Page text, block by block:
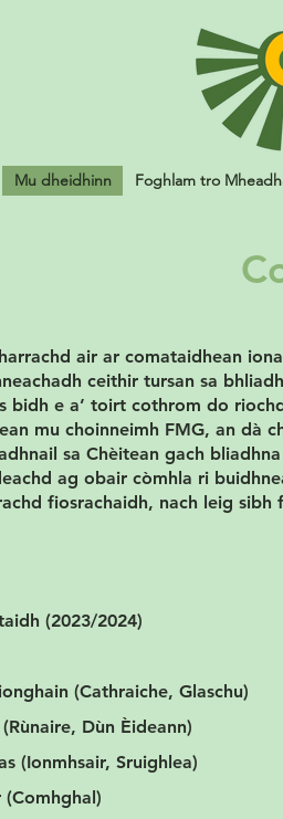
Mu dheidhinn Foghlam tro
air ar comataidhean
ceithir tursan sa
bidh e a’ toirt cothrom do
mu choinneimh FMG, an dà
sa Chèitean gach
ag obair còmhla ri
fiosrachaidh, nach leig sibh
(2023/2024)
(Cathraiche, Glaschu)
ùnaire, Dùn Èideann)
(Ionmhsair, Sruighlea)
(Comhghal)